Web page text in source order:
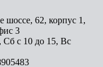
шоссе, 62, корпус 1,
3
с 10 до 15, Вс